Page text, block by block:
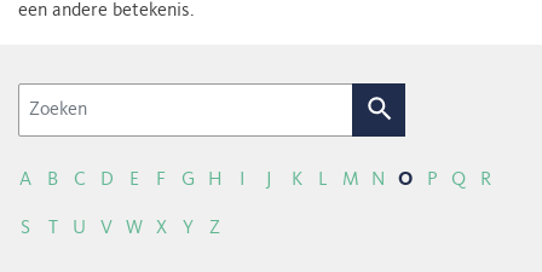
een andere betekenis.
Zoek
A B C D E F G H I K L M N O P Q R
S T U V W X Y Z